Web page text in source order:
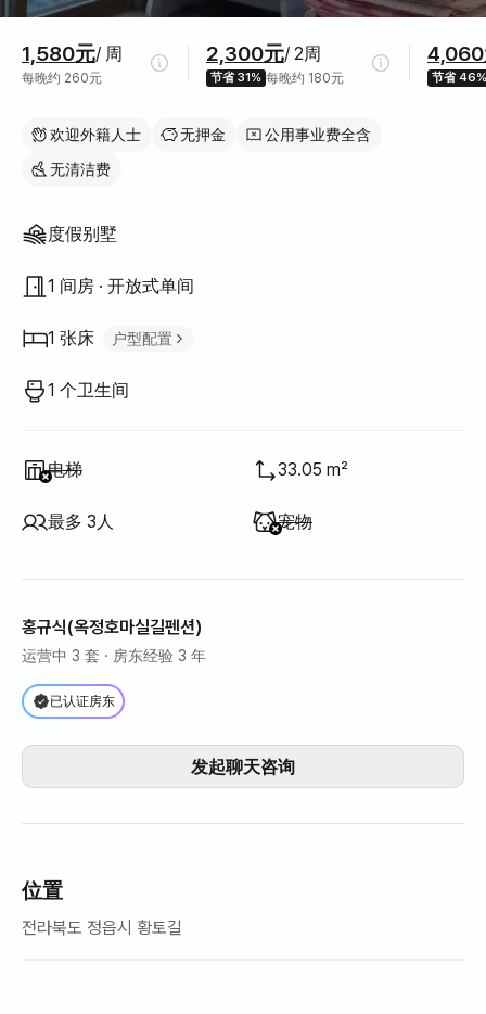
1,580元/ 周
每晚约 260元
2,300元/ 2周
节省 31% 每晚约 180元 节省 46%
欢迎外籍人士 无押金
公用事业费全含
无清洁费
房屋结构
度假别墅
1 间房 · 开放式单间
1 张床 户型配置
1 个卫生间
不提供
电梯 33.05 m²
最多 3人 不提供
宠物
홍규식(옥정호마실길펜션)
运营中 3 套 · 房东经验 3 年
已认证房东
发起聊天咨询
位置
전라북도 정읍시 황토길